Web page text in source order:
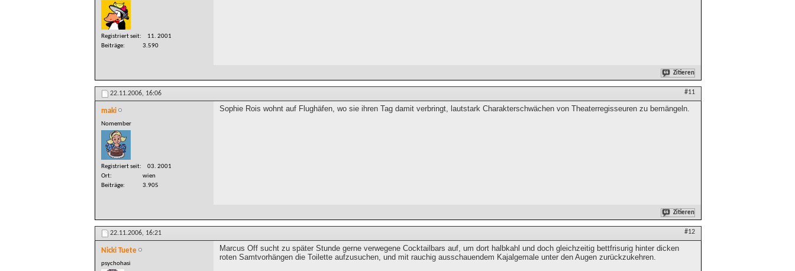
Registriert seit
11. 2001
Beiträge
3.590
Zitieren
22.11.2006, 16:06 #11
maki
Nomember
Registriert seit
03. 2001
Ort
wien
Beiträge
3.905
Sophie Rois wohnt auf Flughäfen, wo sie ihren Tag damit verbringt, lautstark Charakterschwächen von Theaterregisseuren zu bemängeln.
Zitieren
22.11.2006, 16:21 #12
Nicki Tuete
psychohasi
Marcus Off sucht zu später Stunde gerne verwegene Cocktailbars auf, um dort halbkahl und doch gleichzeitig bettfrisurig hinter dicken
roten Samtvorhängen die Toilette aufzusuchen, und mit rauchig ausschauendem Kajalgemale unter den Augen zurückzukehren.